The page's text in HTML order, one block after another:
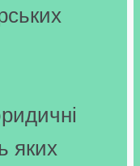
яких